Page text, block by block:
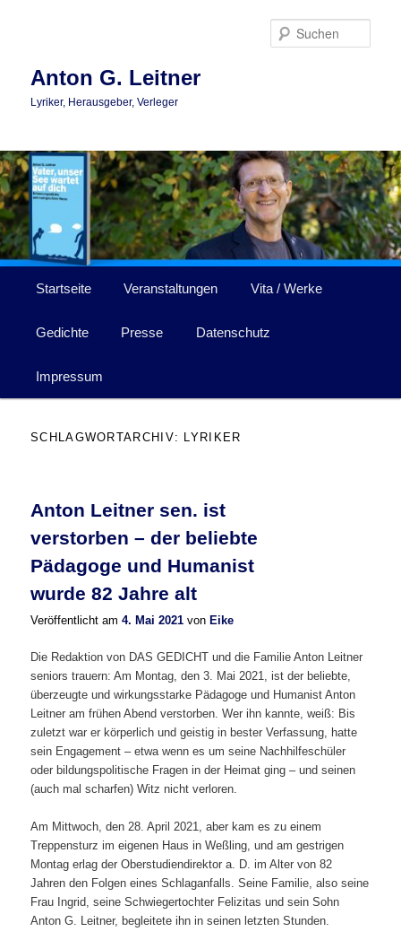
Anton G. Leitner
Lyriker, Herausgeber, Verleger
Startseite Veranstaltungen Vita / Werke
Gedichte Presse Datenschutz
Impressum
SCHLAGWORTARCHIV: LYRIKER
Anton Leitner sen. ist
verstorben – der beliebte
Pädagoge und Humanist
wurde 82 Jahre alt
Veröffentlicht am4. Mai 2021 von Eike
Die Redaktion von DAS GEDICHT und die Familie Anton Leitner
seniors trauern: Am Montag, den 3. Mai 2021, ist der beliebte,
überzeugte und wirkungsstarke Pädagoge und Humanist Anton
Leitner am frühen Abend verstorben. Wer ihn kannte, weiß: Bis
zuletzt war er körperlich und geistig in bester Verfassung, hatte
sein Engagement – etwa wenn es um seine Nachhilfeschüler
oder bildungspolitische Fragen in der Heimat ging – und seinen
(auch mal scharfen) Witz nicht verloren.
Am Mittwoch, den 28. April 2021, aber kam es zu einem
Treppensturz im eigenen Haus in Weßling, und am gestrigen
Montag erlag der Oberstudiendirektor a. D. im Alter von 82
Jahren den Folgen eines Schlaganfalls. Seine Familie, also seine
Frau Ingrid, seine Schwiegertochter Felizitas und sein Sohn
Anton G. Leitner, begleitete ihn in seinen letzten Stunden.